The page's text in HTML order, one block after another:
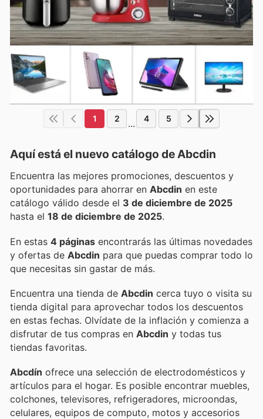
1 2 ... 4 5
Aquí está el nuevo catálogo deAbcdin
Encuentra las mejores promociones, descuentos y
oportunidades para ahorrar en Abcdin en este
catálogo válido desde el 3 de diciembre de 2025
hasta el 18 de diciembre de 2025.
En estas 4 páginas encontrarás las últimas novedades
y ofertas de Abcdin para que puedas comprar todo lo
que necesitas sin gastar de más.
Encuentra una tienda de Abcdin cerca tuyo o visita su
tienda digital para aprovechar todos los descuentos
en estas fechas. Olvídate de la inflación y comienza a
disfrutar de tus compras en Abcdin y todas tus
tiendas favoritas.
Abcdín ofrece una selección de electrodomésticos y
artículos para el hogar. Es posible encontrar muebles,
colchones, televisores, refrigeradores, microondas,
celulares, equipos de computo, motos y accesorios